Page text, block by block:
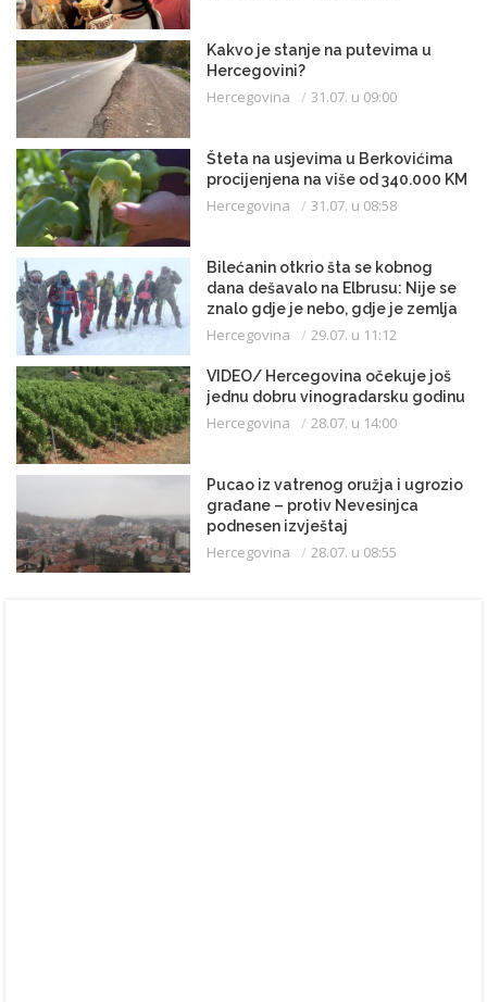
Kakvo je stanje na putevima u
Hercegovini?
Hercegovina 31.07. u 09:00
Šteta na usjevima u Berkovićima
procijenjena na više od 340.000 KM
Hercegovina 31.07. u 08:58
Bilećanin otkrio šta se kobnog
dana dešavalo na Elbrusu: Nije se
znalo gdje je nebo, gdje je zemlja
Hercegovina 29.07. u 11:12
VIDEO/ Hercegovina očekuje još
jednu dobru vinogradarsku godinu
Hercegovina 28.07. u 14:00
Pucao iz vatrenog oružja i ugrozio
građane – protiv Nevesinjca
podnesen izvještaj
Hercegovina 28.07. u 08:55